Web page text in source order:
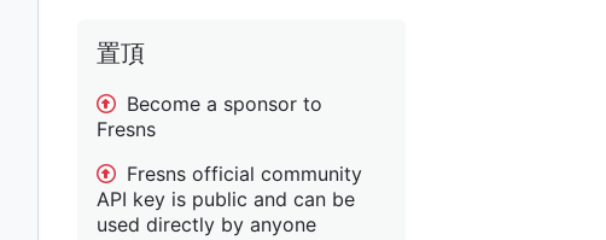
置頂
Become a sponsor to
Fresns
Fresns official community
API key is public and can be
used directly by anyone